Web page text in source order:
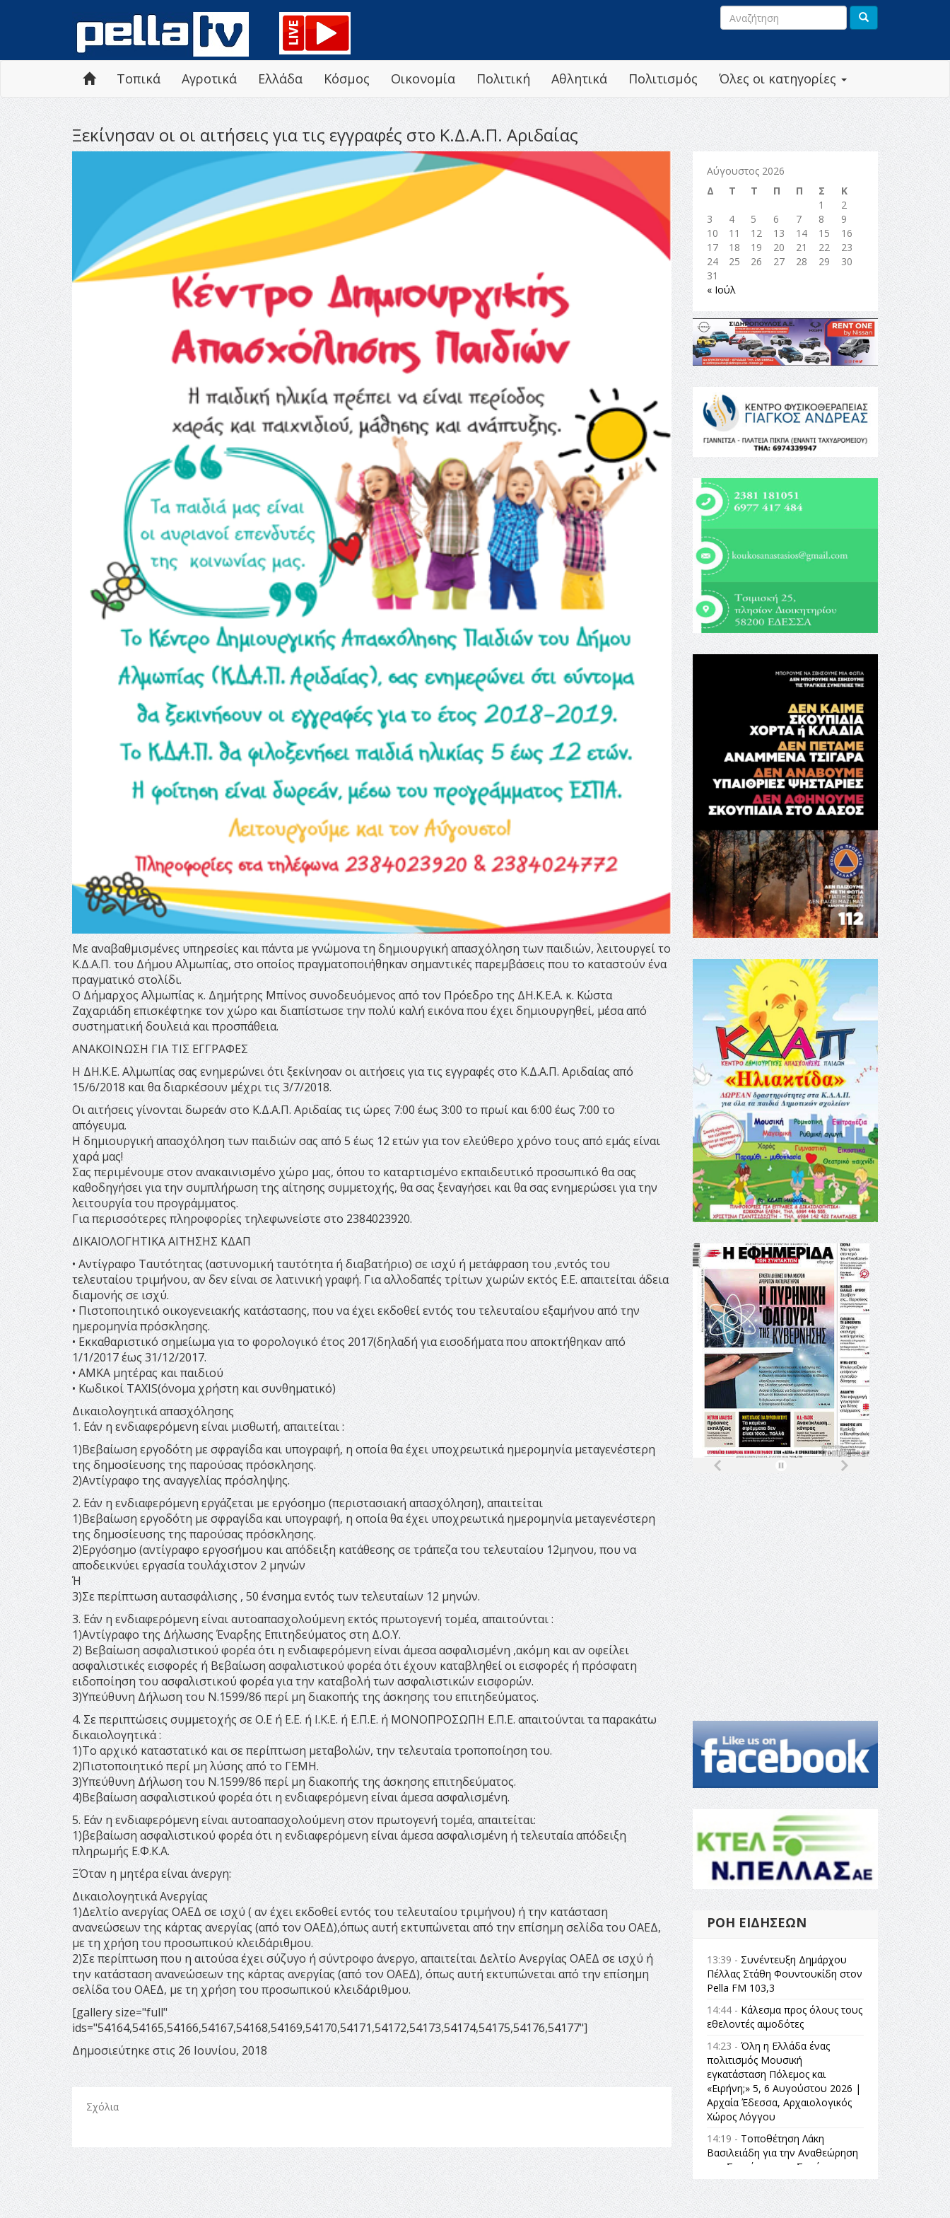
Όλες οι κατηγορίες
Τοπικά Αγροτικά Ελλάδα Κόσμος Οικονομία Πολιτική Αθλητικά Πολιτισμός
Ξεκίνησαν οι οι αιτήσεις για τις εγγραφές στο Κ.Δ.Α.Π. Αριδαίας
Με αναβαθμισμένες υπηρεσίες και πάντα με γνώμονα τη δημιουργική απασχόληση των παιδιών, λειτουργεί το
Κ.Δ.Α.Π. του Δήμου Αλμωπίας, στο οποίος πραγματοποιήθηκαν σημαντικές παρεμβάσεις που το καταστούν ένα
πραγματικό στολίδι.
Ο Δήμαρχος Αλμωπίας κ. Δημήτρης Μπίνος συνοδευόμενος από τον Πρόεδρο της ΔΗ.Κ.Ε.Α. κ. Κώστα
Ζαχαριάδη επισκέφτηκε τον χώρο και διαπίστωσε την πολύ καλή εικόνα που έχει δημιουργηθεί, μέσα από
συστηματική δουλειά και προσπάθεια.
ΑΝΑΚΟΙΝΩΣΗ ΓΙΑ ΤΙΣ ΕΓΓΡΑΦΕΣ
Η ΔΗ.Κ.Ε. Αλμωπίας σας ενημερώνει ότι ξεκίνησαν οι αιτήσεις για τις εγγραφές στο Κ.Δ.Α.Π. Αριδαίας από
15/6/2018 και θα διαρκέσουν μέχρι τις 3/7/2018.
Οι αιτήσεις γίνονται δωρεάν στο Κ.Δ.Α.Π. Αριδαίας τις ώρες 7:00 έως 3:00 το πρωί και 6:00 έως 7:00 το
απόγευμα.
Η δημιουργική απασχόληση των παιδιών σας από 5 έως 12 ετών για τον ελεύθερο χρόνο τους από εμάς είναι
χαρά μας!
Σας περιμένουμε στον ανακαινισμένο χώρο μας, όπου το καταρτισμένο εκπαιδευτικό προσωπικό θα σας
καθοδηγήσει για την συμπλήρωση της αίτησης συμμετοχής, θα σας ξεναγήσει και θα σας ενημερώσει για την
λειτουργία του προγράμματος.
Για περισσότερες πληροφορίες τηλεφωνείστε στο 2384023920.
ΔΙΚΑΙΟΛΟΓΗΤΙΚΑ ΑΙΤΗΣΗΣ ΚΔΑΠ
• Αντίγραφο Ταυτότητας (αστυνομική ταυτότητα ή διαβατήριο) σε ισχύ ή μετάφραση του ,εντός του
τελευταίου τριμήνου, αν δεν είναι σε λατινική γραφή. Για αλλοδαπές τρίτων χωρών εκτός Ε.Ε. απαιτείται άδεια
διαμονής σε ισχύ.
• Πιστοποιητικό οικογενειακής κατάστασης, που να έχει εκδοθεί εντός του τελευταίου εξαμήνου από την
ημερομηνία πρόσκλησης.
• Εκκαθαριστικό σημείωμα για το φορολογικό έτος 2017(δηλαδή για εισοδήματα που αποκτήθηκαν από
1/1/2017 έως 31/12/2017.
• ΑΜΚΑ μητέρας και παιδιού
• Κωδικοί TAXIS(όνομα χρήστη και συνθηματικό)
Δικαιολογητικά απασχόλησης
1. Εάν η ενδιαφερόμενη είναι μισθωτή, απαιτείται :
1)Βεβαίωση εργοδότη με σφραγίδα και υπογραφή, η οποία θα έχει υποχρεωτικά ημερομηνία μεταγενέστερη
της δημοσίευσης της παρούσας πρόσκλησης.
2)Αντίγραφο της αναγγελίας πρόσληψης.
2. Εάν η ενδιαφερόμενη εργάζεται με εργόσημο (περιστασιακή απασχόληση), απαιτείται
1)Βεβαίωση εργοδότη με σφραγίδα και υπογραφή, η οποία θα έχει υποχρεωτικά ημερομηνία μεταγενέστερη
της δημοσίευσης της παρούσας πρόσκλησης.
2)Εργόσημο (αντίγραφο εργοσήμου και απόδειξη κατάθεσης σε τράπεζα του τελευταίου 12μηνου, που να
αποδεικνύει εργασία τουλάχιστον 2 μηνών
Ή
3)Σε περίπτωση αυτασφάλισης , 50 ένσημα εντός των τελευταίων 12 μηνών.
3. Εάν η ενδιαφερόμενη είναι αυτοαπασχολούμενη εκτός πρωτογενή τομέα, απαιτούνται :
1)Αντίγραφο της Δήλωσης Έναρξης Επιτηδεύματος στη Δ.Ο.Υ.
2) Βεβαίωση ασφαλιστικού φορέα ότι η ενδιαφερόμενη είναι άμεσα ασφαλισμένη ,ακόμη και αν οφείλει
ασφαλιστικές εισφορές ή Βεβαίωση ασφαλιστικού φορέα ότι έχουν καταβληθεί οι εισφορές ή πρόσφατη
ειδοποίηση του ασφαλιστικού φορέα για την καταβολή των ασφαλιστικών εισφορών.
3)Υπεύθυνη Δήλωση του Ν.1599/86 περί μη διακοπής της άσκησης του επιτηδεύματος.
4. Σε περιπτώσεις συμμετοχής σε Ο.Ε ή Ε.Ε. ή Ι.Κ.Ε. ή Ε.Π.Ε. ή ΜΟΝΟΠΡΟΣΩΠΗ Ε.Π.Ε. απαιτούνται τα παρακάτω
δικαιολογητικά :
1)Το αρχικό καταστατικό και σε περίπτωση μεταβολών, την τελευταία τροποποίηση του.
2)Πιστοποιητικό περί μη λύσης από το ΓΕΜΗ.
3)Υπεύθυνη Δήλωση του Ν.1599/86 περί μη διακοπής της άσκησης επιτηδεύματος.
4)Βεβαίωση ασφαλιστικού φορέα ότι η ενδιαφερόμενη είναι άμεσα ασφαλισμένη.
5. Εάν η ενδιαφερόμενη είναι αυτοαπασχολούμενη στον πρωτογενή τομέα, απαιτείται:
1)βεβαίωση ασφαλιστικού φορέα ότι η ενδιαφερόμενη είναι άμεσα ασφαλισμένη ή τελευταία απόδειξη
πληρωμής Ε.Φ.Κ.Α.
ΞΌταν η μητέρα είναι άνεργη:
Δικαιολογητικά Ανεργίας
1)Δελτίο ανεργίας ΟΑΕΔ σε ισχύ ( αν έχει εκδοθεί εντός του τελευταίου τριμήνου) ή την κατάσταση
ανανεώσεων της κάρτας ανεργίας (από τον ΟΑΕΔ),όπως αυτή εκτυπώνεται από την επίσημη σελίδα του ΟΑΕΔ,
με τη χρήση του προσωπικού κλειδάριθμου.
2)Σε περίπτωση που η αιτούσα έχει σύζυγο ή σύντροφο άνεργο, απαιτείται Δελτίο Ανεργίας ΟΑΕΔ σε ισχύ ή
την κατάσταση ανανεώσεων της κάρτας ανεργίας (από τον ΟΑΕΔ), όπως αυτή εκτυπώνεται από την επίσημη
σελίδα του ΟΑΕΔ, με τη χρήση του προσωπικού κλειδάριθμου.
[gallery size="full"
ids="54164,54165,54166,54167,54168,54169,54170,54171,54172,54173,54174,54175,54176,54177"]
Δημοσιεύτηκε στις 26 Ιουνίου, 2018
Σχόλια
Αύγουστος 2026
Δ
Τ Τ Π Π Σ
Κ
1
2
3
4 5 6 7 8
9
10
11 12 13 14 15
16
17
18 19 20 21 22
23
24
25 26 27 28 29
30
31
« Ιούλ
ΡΟΉ ΕΙΔΉΣΕΩΝ
13:39 - Συνέντευξη Δημάρχου
Πέλλας Στάθη Φουντουκίδη στον
Pella FM 103,3
14:44 - Κάλεσμα προς όλους τους
εθελοντές αιμοδότες
14:23 - Όλη η Ελλάδα ένας
πολιτισμός Μουσική
εγκατάσταση Πόλεμος και
«Ειρήνη;» 5, 6 Αυγούστου 2026 |
Αρχαία Έδεσσα, Αρχαιολογικός
Χώρος Λόγγου
14:19 - Τοποθέτηση Λάκη
Βασιλειάδη για την Αναθεώρηση
του Συντάγματος: «Σε τέτοιες
κορυφαίες θεσμικές διαδικασίες
υπάρχει μόνο η ευθύνη απέναντι
στις επόμενες γενιές»